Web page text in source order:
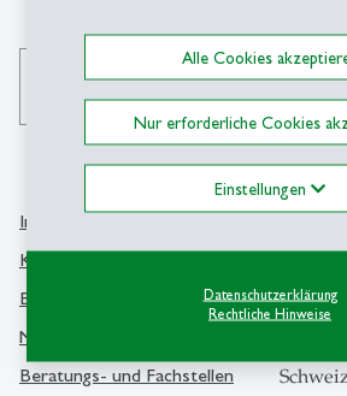
Alle Cookies
Nur erforderliche Cookies
Einstellungen
Datenschutzerklärung
Rechtliche Hinweise
Info Desk
Kontakt und Lageplan
Bibliothek
Medien
Beratungs- und Fachstellen